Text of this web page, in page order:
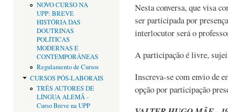
NOVO CURSO NA
UPP: BREVE
HISTÓRIA DAS
DOUTRINAS
POLÍTICAS
MODERNAS E
CONTEMPORÂNEAS
Regulamento de Cursos
CURSOS PÓS-LABORAIS
TRÊS AUTORES DE
LÍNGUA ALEMÃ -
Curso Breve na UPP
Nesta conversa, que visa
ser participada por
interlocutor será o
A participação é livre,
Inscreva-se com envio de
opção por participação